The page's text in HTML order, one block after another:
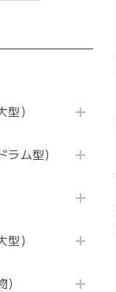
）
ム型）
）